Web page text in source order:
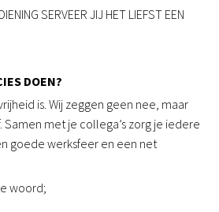
SERVEER JIJ HET LIEFST EEN
DOEN?
is. Wij zeggen geen nee, maar
met je collega’s zorg je iedere
goede werksfeer en een net
woord;